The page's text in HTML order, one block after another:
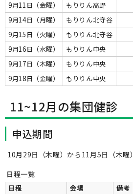
9月11日（金曜）
もりりん高野
9月14日（月曜）
もりりん北守谷
9月15日（火曜）
もりりん北守谷
9月16日（水曜）
もりりん中央
9月17日（木曜）
もりりん中央
9月18日（金曜）
もりりん中央
11~12月の集団健診
申込期間
10月29日（木曜）から11月5日（木曜）
日程一覧
日程 会場 備考